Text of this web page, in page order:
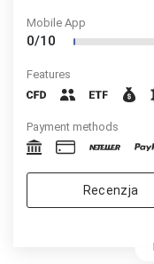
Mobile App
0/10
Features
Payment methods
Recenzja